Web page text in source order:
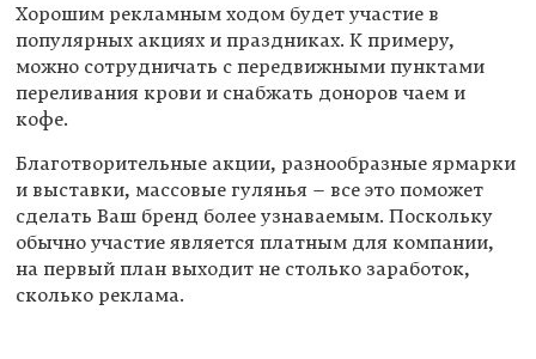
Хорошим рекламным ходом будет участие в
популярных акциях и праздниках. К примеру,
можно сотрудничать с передвижными пунктами
переливания крови и снабжать доноров чаем и
кофе.
Благотворительные акции, разнообразные ярмарки
и выставки, массовые гулянья – все это поможет
сделать Ваш бренд более узнаваемым. Поскольку
обычно участие является платным для компании,
на первый план выходит не столько заработок,
сколько реклама.